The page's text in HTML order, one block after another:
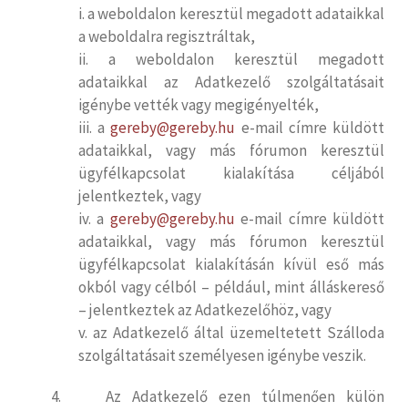
i. a weboldalon keresztül megadott adataikkal
a weboldalra regisztráltak,
ii. a weboldalon keresztül megadott
adataikkal az Adatkezelő szolgáltatásait
igénybe vették vagy megigényelték,
iii. agereby@gereby.hu e-mail címre küldött
adataikkal, vagy más fórumon keresztül
ügyfélkapcsolat kialakítása céljából
jelentkeztek, vagy
iv. a gereby@gereby.hu e-mail címre küldött
adataikkal, vagy más fórumon keresztül
ügyfélkapcsolat kialakításán kívül eső más
okból vagy célból – például, mint álláskereső
– jelentkeztek az Adatkezelőhöz, vagy
v. az Adatkezelő által üzemeltetett Szálloda
szolgáltatásait személyesen igénybe veszik.
4. Az Adatkezelő ezen túlmenően külön